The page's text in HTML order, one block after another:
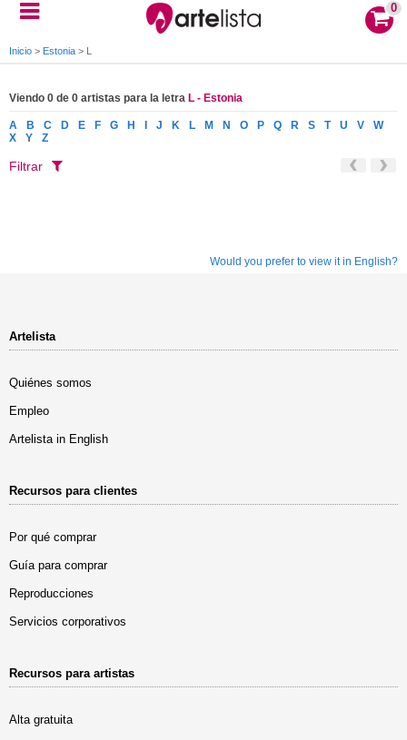
0
Inicio > Estonia > L
Viendo 0 de 0 artistas para la letra L - Estonia
A B C D E F G H J K L M N O P Q R S T U V
W
X
Y Z
Filtrar
Would you prefer to view it in English?
Artelista
Quiénes somos
Empleo
Artelista in English
Recursos para clientes
Por qué comprar
Guía para comprar
Reproducciones
Servicios corporativos
Recursos para artistas
Alta gratuita